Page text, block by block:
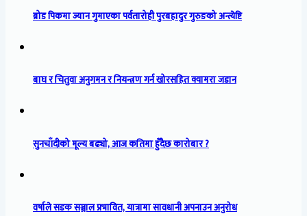
ब्रोड पिकमा ज्यान गुमाएका पर्वतारोही पुरबहादुर गुरुङको अन्त्येष्टि
बाघ र चितुवा अनुगमन र नियन्त्रण गर्न खोरसहित क्यामरा जडान
सुनचाँदीको मूल्य बढ्यो, आज कतिमा हुँदैछ कारोबार ?
वर्षाले सडक सञ्जाल प्रभावित, यात्रामा सावधानी अपनाउन अनुरोध